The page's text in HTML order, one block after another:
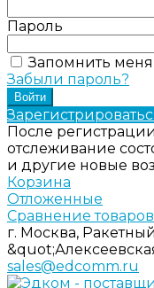
Пароль
Запомнить меня
Забыли пароль?
После
отслеживание
и другие новые
Корзина
Отложенные
Сравнение товаров
г. Москва,
sales@edcomm.ru